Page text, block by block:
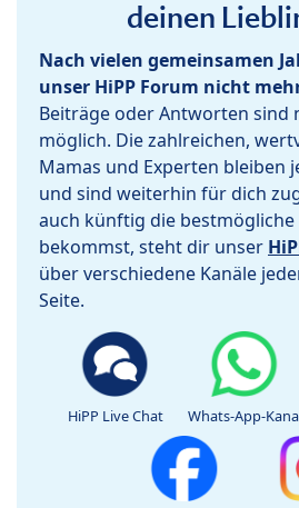
deinen
Nach vielen gemeinsamen
unser HiPP Forum nicht
Beiträge oder Antworten sind
möglich. Die zahlreichen,
Mamas und Experten bleiben
und sind weiterhin für dich
auch künftig die bestmögliche
bekommst, steht dir unser
über verschiedene Kanäle
Seite.
HiPP Live Chat Whats-App-